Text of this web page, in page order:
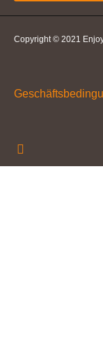
Copyright © 2021